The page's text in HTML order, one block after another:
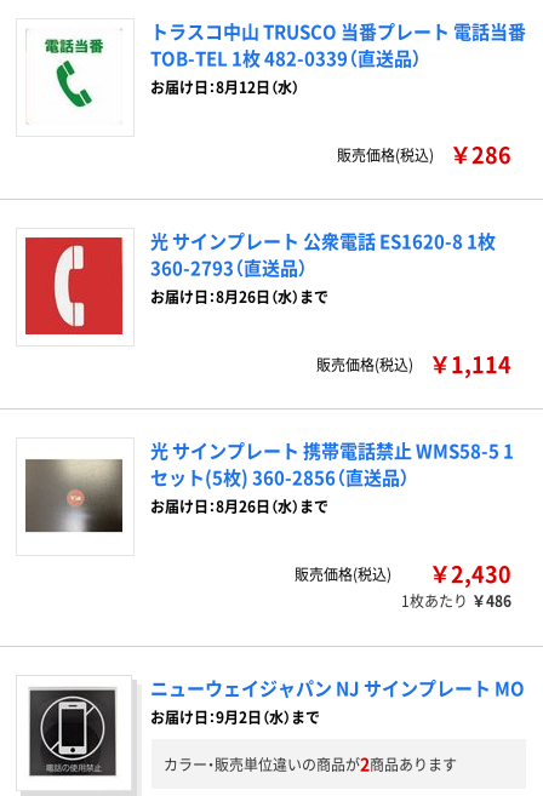
トラスコ中山 TRUSCO 当番プレート 電話当番
TOB-TEL 1枚 482-0339（直送品）
お届け日：8月12日（水）
販売価格(税込) ￥286
光 サインプレート 公衆電話 ES1620-8 1枚
360-2793（直送品）
お届け日：8月26日（水）まで
販売価格(税込) ￥1,114
光 サインプレート 携帯電話禁止 WMS58-5 1
セット(5枚) 360-2856（直送品）
お届け日：8月26日（水）まで
販売価格(税込) ￥2,430
1枚あたり ￥486
ニューウェイジャパン NJ サインプレート MO
お届け日：9月2日（水）まで
カラー・販売単位違いの商品が2商品あります